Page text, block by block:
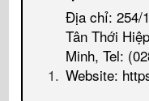
Địa chỉ: 254/
Tân Thới
Minh, Tel:
Website: